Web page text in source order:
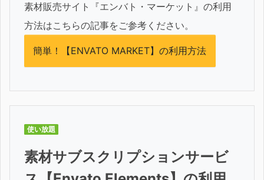
素材販売サイト『エンバト・マーケット』の利用
方法はこちらの記事をご参考ください。
簡単！【ENVATO MARKET】の利用方法
使い放題
素材サブスクリプションサービ